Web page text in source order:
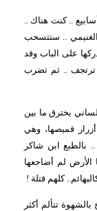
.. كنت هناك ..
.. ستتسحب
على الباب وقد
ترتجف .. ثم تضرب
يخترق ما بين
قميصها، وهي
بالطبع ابن شاكر
الأرض لم أضاجعها
كلهم قتلة !
تتألم أكثر